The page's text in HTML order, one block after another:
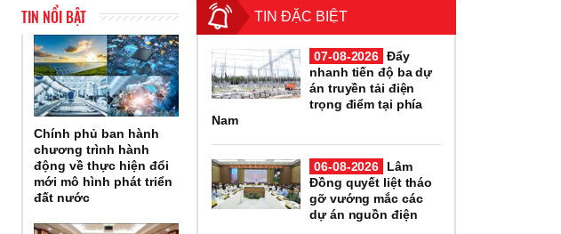
TIN NỔI BẬT
Chính phủ ban hành
chương trình hành
động về thực hiện đổi
mới mô hình phát triển
đất nước
TIN ĐẶC BIỆT
07-08-2026 Đẩy
nhanh tiến độ ba dự
án truyền tải điện
trọng điểm tại phía
Nam
06-08-2026
Lâm
Đồng quyết liệt tháo
gỡ vướng mắc các
dự án nguồn điện